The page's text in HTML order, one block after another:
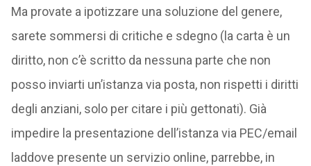
Ma provate a ipotizzare una soluzione del genere,
sarete sommersi di critiche e sdegno (la carta è un
diritto, non c’è scritto da nessuna parte che non
posso inviarti un’istanza via posta, non rispetti i diritti
degli anziani, solo per citare i più gettonati). Già
impedire la presentazione dell’istanza via PEC/email
laddove presente un servizio online, parrebbe, in